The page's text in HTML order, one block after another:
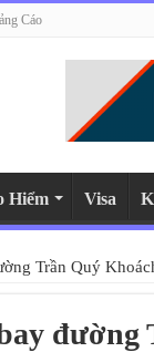
Cáo
Hiểm Visa
Trần Quý
đường